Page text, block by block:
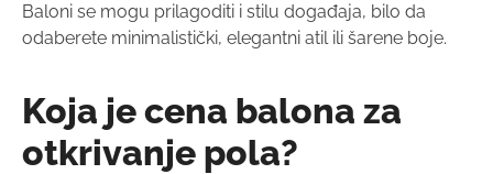
Baloni se mogu prilagoditi i stilu događaja, bilo da
odaberete minimalistički, elegantni atil ili šarene boje.
Koja je cena balona za
otkrivanje pola?